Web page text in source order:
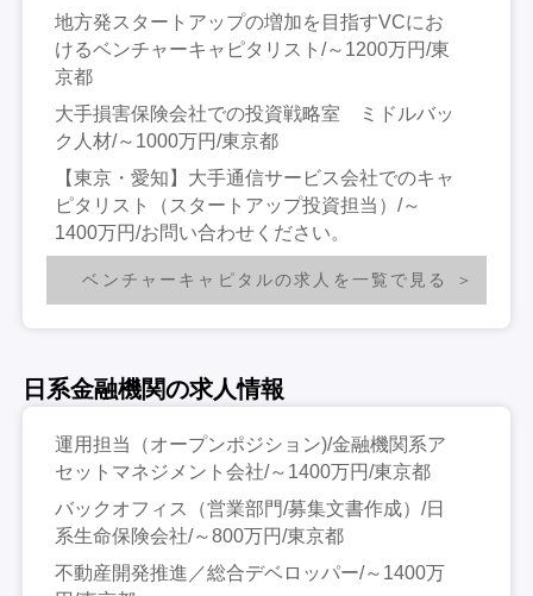
地方発スタートアップの増加を目指すVCにお
けるベンチャーキャピタリスト/～1200万円/東
京都
大手損害保険会社での投資戦略室 ミドルバッ
ク人材/～1000万円/東京都
【東京・愛知】大手通信サービス会社でのキャ
ピタリスト（スタートアップ投資担当）/～
1400万円/お問い合わせください。
ベンチャーキャピタルの求人を一覧で見る
日系金融機関の求人情報
運用担当（オープンポジション)/金融機関系ア
セットマネジメント会社/～1400万円/東京都
バックオフィス（営業部門/募集文書作成）/日
系生命保険会社/～800万円/東京都
不動産開発推進／総合デベロッパー/～1400万